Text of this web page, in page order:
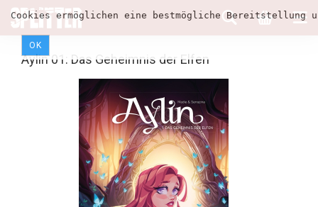
Cookies ermöglichen eine bestmögliche
OK
Aylin 01: Das Geheimnis der Elfen